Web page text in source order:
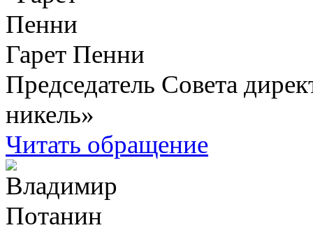
Гарет Пенни
Председатель Совета
никель»
Читать обращение